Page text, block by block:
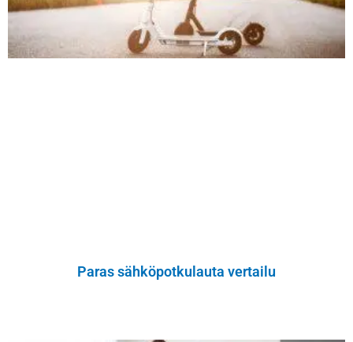
Paras sähköpotkulauta vertailu